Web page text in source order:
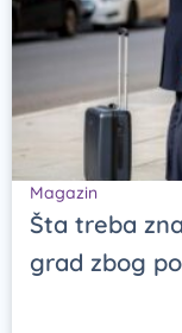
Magazin
Šta treba
grad zbog